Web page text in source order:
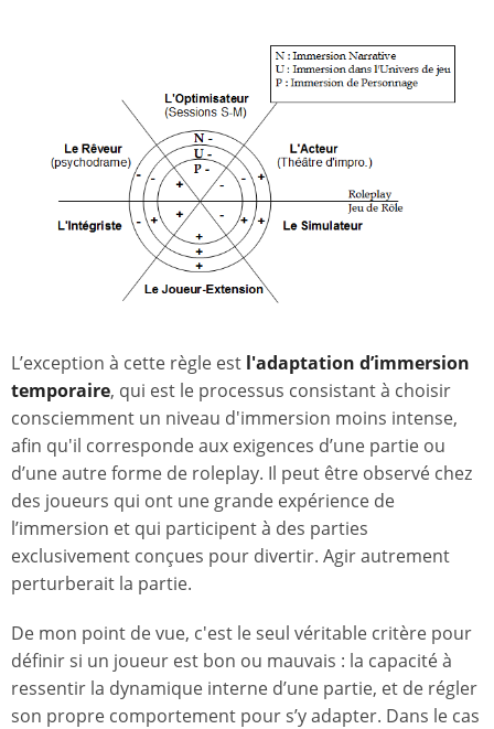
L’exception à cette règle est l'adaptation d’immersion
temporaire, qui est le processus consistant à choisir
consciemment un niveau d'immersion moins intense,
afin qu'il corresponde aux exigences d’une partie ou
d’une autre forme de roleplay. Il peut être observé chez
des joueurs qui ont une grande expérience de
l’immersion et qui participent à des parties
exclusivement conçues pour divertir. Agir autrement
perturberait la partie.
De mon point de vue, c'est le seul véritable critère pour
définir si un joueur est bon ou mauvais : la capacité à
ressentir la dynamique interne d’une partie, et de régler
son propre comportement pour s’y adapter. Dans le cas